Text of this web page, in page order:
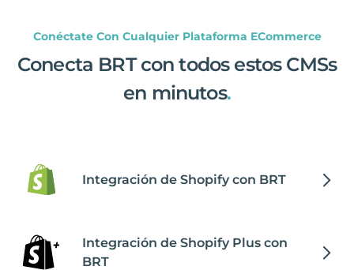
Conéctate Con Cualquier Plataforma ECommerce
Conecta BRT con todos estos CMSs
en minutos.
Integración de Shopify con BRT
Integración de Shopify Plus con
BRT